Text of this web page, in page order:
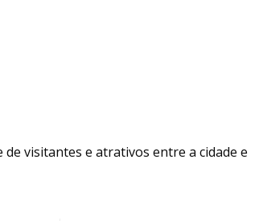
visitantes e atrativos entre a cidade e